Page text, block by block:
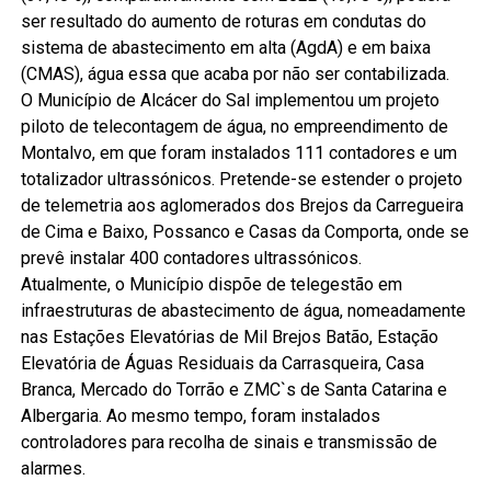
ser resultado do aumento de roturas em condutas do
sistema de abastecimento em alta (AgdA) e em baixa
(CMAS), água essa que acaba por não ser contabilizada.
O Município de Alcácer do Sal implementou um projeto
piloto de telecontagem de água, no empreendimento de
Montalvo, em que foram instalados 111 contadores e um
totalizador ultrassónicos. Pretende-se estender o projeto
de telemetria aos aglomerados dos Brejos da Carregueira
de Cima e Baixo, Possanco e Casas da Comporta, onde se
prevê instalar 400 contadores ultrassónicos.
Atualmente, o Município dispõe de telegestão em
infraestruturas de abastecimento de água, nomeadamente
nas Estações Elevatórias de Mil Brejos Batão, Estação
Elevatória de Águas Residuais da Carrasqueira, Casa
Branca, Mercado do Torrão e ZMC`s de Santa Catarina e
Albergaria. Ao mesmo tempo, foram instalados
controladores para recolha de sinais e transmissão de
alarmes.